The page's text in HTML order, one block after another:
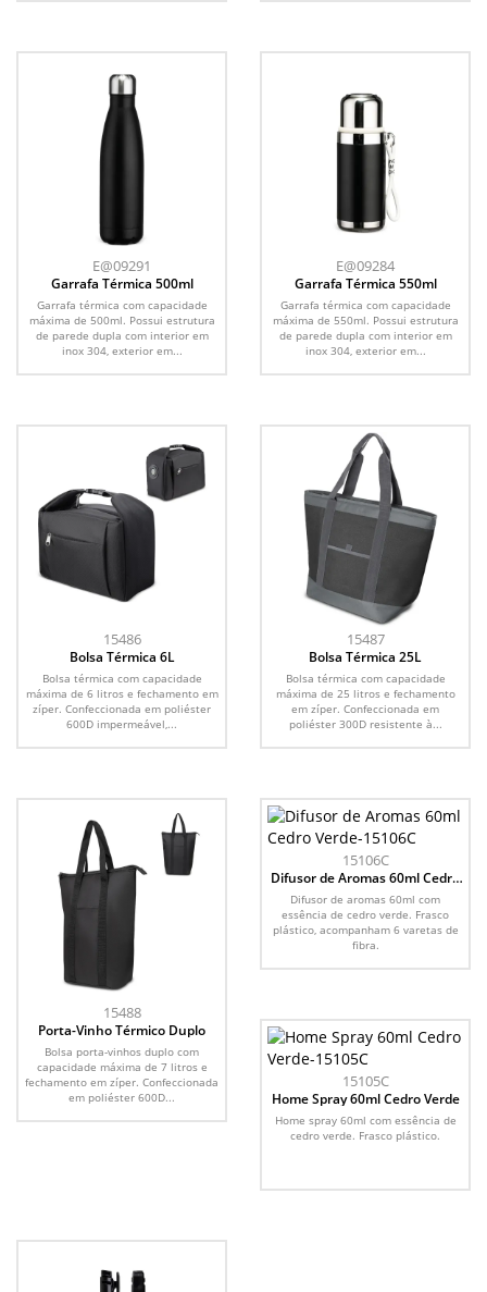
E@09291
Garrafa Térmica 500ml
Garrafa térmica com capacidade
máxima de 500ml. Possui estrutura
de parede dupla com interior em
inox 304, exterior em...
E@09284
Garrafa Térmica 550ml
Garrafa térmica com capacidade
máxima de 550ml. Possui estrutura
de parede dupla com interior em
inox 304, exterior em...
15486
Bolsa Térmica 6L
Bolsa térmica com capacidade
máxima de 6 litros e fechamento em
zíper. Confeccionada em poliéster
600D impermeável,...
15487
Bolsa Térmica 25L
Bolsa térmica com capacidade
máxima de 25 litros e fechamento
em zíper. Confeccionada em
poliéster 300D resistente à...
15488
Porta-Vinho Térmico Duplo
Bolsa porta-vinhos duplo com
capacidade máxima de 7 litros e
fechamento em zíper. Confeccionada
em poliéster 600D...
15106C
Difusor de Aromas 60ml Cedro
Difusor de aromas 60ml com
essência de cedro verde. Frasco
plástico, acompanham 6 varetas de
fibra.
15105C
Home Spray 60ml Cedro Verde
Home spray 60ml com essência de
cedro verde. Frasco plástico.